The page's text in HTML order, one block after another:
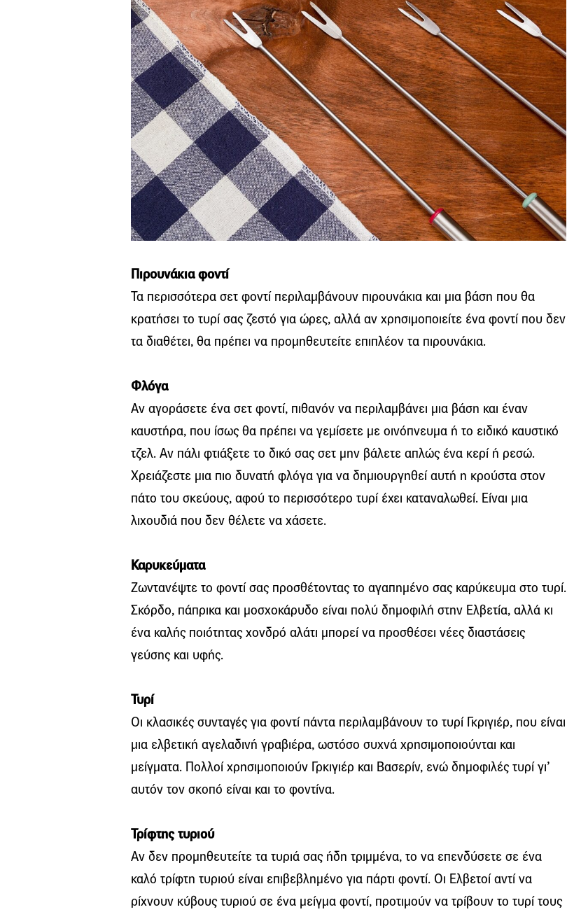
Πιρουνάκια φοντί
Τα περισσότερα σετ φοντί περιλαμβάνουν πιρουνάκια και μια βάση που θα
κρατήσει το τυρί σας ζεστό για ώρες, αλλά αν χρησιμοποιείτε ένα φοντί που δεν
τα διαθέτει, θα πρέπει να προμηθευτείτε επιπλέον τα πιρουνάκια.
Φλόγα
Αν αγοράσετε ένα σετ φοντί, πιθανόν να περιλαμβάνει μια βάση και έναν
καυστήρα, που ίσως θα πρέπει να γεμίσετε με οινόπνευμα ή το ειδικό καυστικό
τζελ. Αν πάλι φτιάξετε το δικό σας σετ μην βάλετε απλώς ένα κερί ή ρεσώ.
Χρειάζεστε μια πιο δυνατή φλόγα για να δημιουργηθεί αυτή η κρούστα στον
πάτο του σκεύους, αφού το περισσότερο τυρί έχει καταναλωθεί. Είναι μια
λιχουδιά που δεν θέλετε να χάσετε.
Καρυκεύματα
Ζωντανέψτε το φοντί σας προσθέτοντας το αγαπημένο σας καρύκευμα στο τυρί.
Σκόρδο, πάπρικα και μοσχοκάρυδο είναι πολύ δημοφιλή στην Ελβετία, αλλά κι
ένα καλής ποιότητας χονδρό αλάτι μπορεί να προσθέσει νέες διαστάσεις
γεύσης και υφής.
Τυρί
Οι κλασικές συνταγές για φοντί πάντα περιλαμβάνουν το τυρί Γκριγιέρ, που είναι
μια ελβετική αγελαδινή γραβιέρα, ωστόσο συχνά χρησιμοποιούνται και
μείγματα. Πολλοί χρησιμοποιούν Γρκιγιέρ και Βασερίν, ενώ δημοφιλές τυρί γι’
αυτόν τον σκοπό είναι και το φοντίνα.
Τρίφτης τυριού
Αν δεν προμηθευτείτε τα τυριά σας ήδη τριμμένα, το να επενδύσετε σε ένα
καλό τρίφτη τυριού είναι επιβεβλημένο για πάρτι φοντί. Οι Ελβετοί αντί να
ρίχνουν κύβους τυριού σε ένα μείγμα φοντί, προτιμούν να τρίβουν το τυρί τους